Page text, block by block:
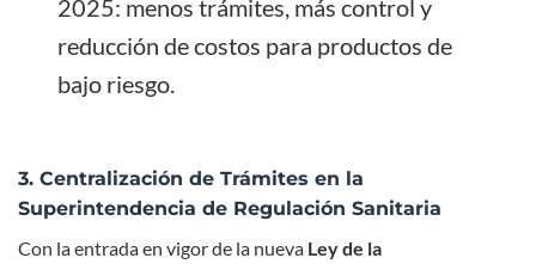
2025: menos trámites, más control y
reducción de costos para productos de
bajo riesgo.
3. Centralización de Trámites en la
Superintendencia de Regulación Sanitaria
Con la entrada en vigor de la nueva Ley de la